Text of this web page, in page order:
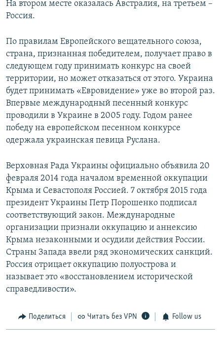
На втором месте оказалась Австралия, на третьем –
Россия.
По правилам Европейского вещательного союза,
страна, признанная победителем, получает право в
следующем году принимать конкурс на своей
территории, но может отказаться от этого. Украина
будет принимать «Евровидение» уже во второй раз.
Впервые международный песенный конкурс
проводили в Украине в 2005 году. Годом ранее
победу на европейском песенном конкурсе
одержала украинская певица Руслана.
Верховная Рада Украины официально объявила 20
февраля 2014 года началом временной оккупации
Крыма и Севастополя Россией. 7 октября 2015 года
президент Украины Петр Порошенко подписал
соответствующий закон. Международные
организации признали оккупацию и аннексию
Крыма незаконными и осудили действия России.
Страны Запада ввели ряд экономических санкций.
Россия отрицает оккупацию полуострова и
называет это «восстановлением исторической
справедливости».
Поделиться Читать без VPN Follow us